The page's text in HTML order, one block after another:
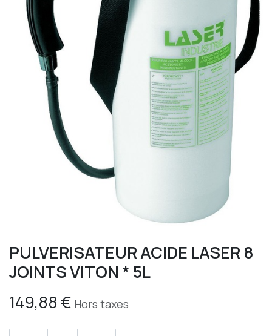
PULVERISATEUR ACIDE LASER 8
JOINTS VITON * 5L
149,88 € Hors taxes